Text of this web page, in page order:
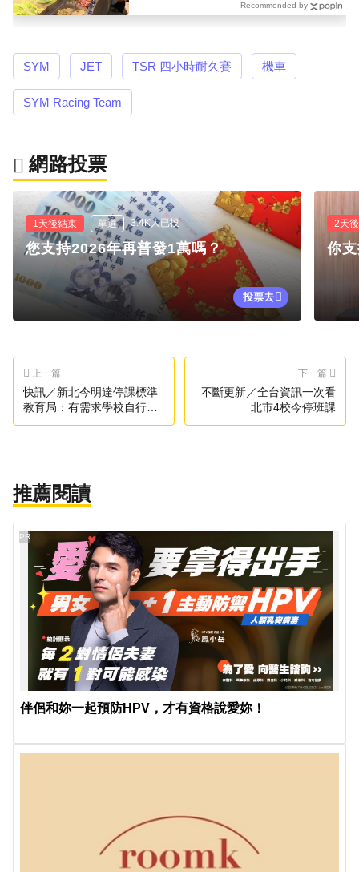
Recommended by
SYM JET TSR 四小時耐久賽 機車
SYM Racing Team
網路投票
1天後結束 單選 3.4K人已投
您支持2026年再普發1萬嗎？
投票去
2天
你
上一篇
快訊／新北今明達停課標準
教育局：有需求學校自行決
定
下一篇
不斷更新／全台資訊一次看
北市4校今停班課
推薦閱讀
伴侶和妳一起預防HPV，才有資格說愛妳！
PR